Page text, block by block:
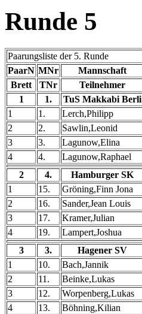
Runde 5
Paarungsliste der 5. Runde
PaarN MNr Mannschaft
Brett
TNr Teilnehmer
1
1. TuS Makkabi Berli
1
1. Lerch,Philipp
2
2. Sawlin,Leonid
3
3. Lagunow,Elina
4
4. Lagunow,Raphael
2
4. Hamburger SK
1
15. Gröning,Finn Jona
2
16. Sander,Jean Louis
3
17. Kramer,Julian
4
19. Lampert,Joshua
3
3. Hagener SV
1
10. Bach,Jannik
2
11. Beinke,Lukas
3
12. Worpenberg,Lukas
4
13. Böhning,Kilian